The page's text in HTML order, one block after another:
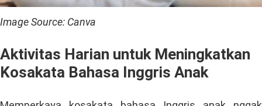
Image Source: Canva
Aktivitas Harian untuk Meningkatkan
Kosakata Bahasa Inggris Anak